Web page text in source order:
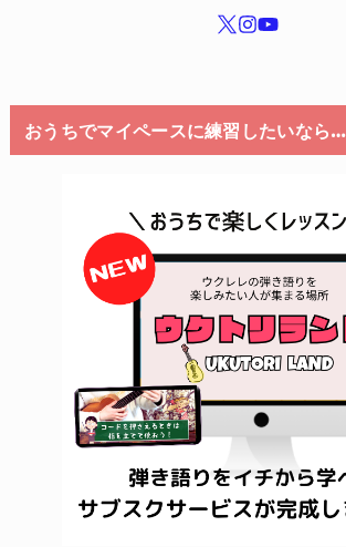
おうちでマイペースに練習したいなら…